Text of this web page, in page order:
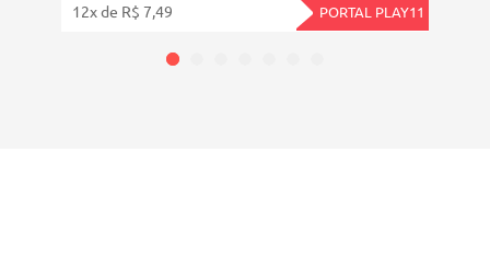
12x de R$ 7,49 PORTAL PLAY11